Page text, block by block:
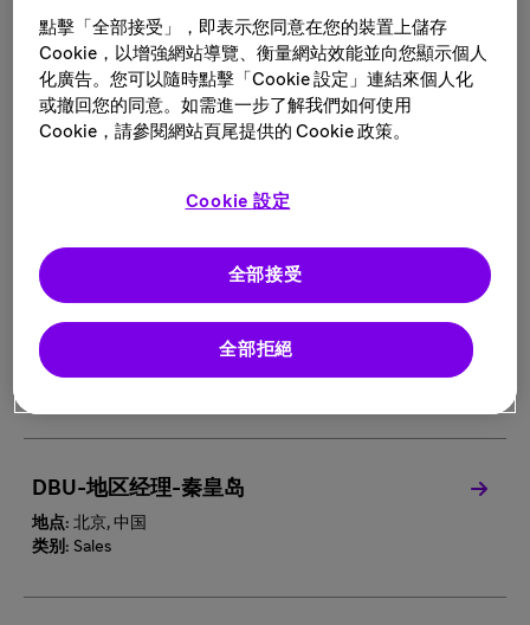
地点: 北京, 中国
类别: Sales
CVT-District Manager(CV)-Changchun
心血管与移植事业部-医学信息沟通代表-保
定
地点:
DBU-地区经理-秦皇岛
地点: 北京, 中国
类别: Sales
點擊「全部接受」，即表示您同意在您的裝置上儲存
Cookie，以增強網站導覽、衡量網站效能並向您顯示個人
化廣告。您可以隨時點擊「Cookie 設定」連結來個人化
或撤回您的同意。如需進一步了解我們如何使用
Cookie，請參閱網站頁尾提供的 Cookie 政策。
Cookie 設定
全部拒絕
全部接受